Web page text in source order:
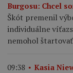
Burgosu: Chcel
Škót premenil
individuálne
nemohol
09:38
Kasia